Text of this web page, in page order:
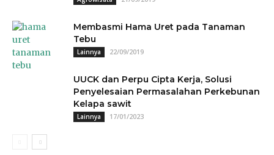
Membasmi Hama Uret pada Tanaman
Tebu
Lainnya 22/09/2019
UUCK dan Perpu Cipta Kerja, Solusi
Penyelesaian Permasalahan Perkebunan
Kelapa sawit
Lainnya 17/01/2023